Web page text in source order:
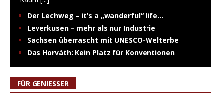
Der Lechweg – it’s a „wanderful“ life…
Leverkusen – mehr als nur Industrie
Sachsen überrascht mit UNESCO-Welterbe
Das Horváth: Kein Platz für Konventionen
FÜR GENIESSER